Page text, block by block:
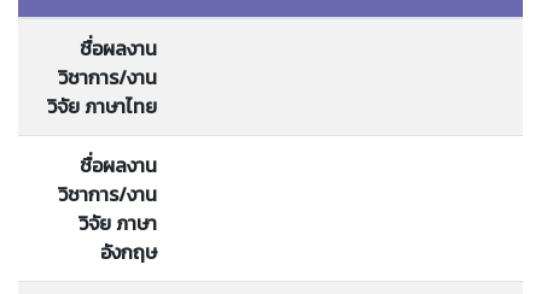
ชื่อผลงาน
วิชาการ/งาน
วิจัย ภาษาไทย
ชื่อผลงาน
วิชาการ/งาน
วิจัย ภาษา
อังกฤษ